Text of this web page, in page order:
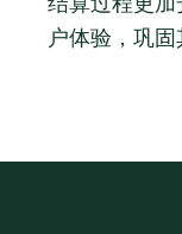
户体验，巩固